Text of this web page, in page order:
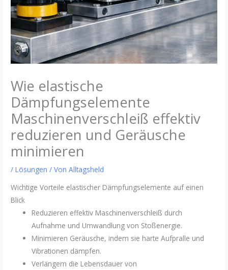
Wie elastische
Dämpfungselemente
Maschinenverschleiß effektiv
reduzieren und Geräusche
minimieren
/Lösungen / VonAlltagsheld
Wichtige Vorteile elastischer Dämpfungselemente auf einen
Blick
Reduzieren effektiv Maschinenverschleiß durch
Aufnahme und Umwandlung von Stoßenergie.
Minimieren Geräusche, indem sie harte Aufpralle und
Vibrationen dämpfen.
Verlängern die Lebensdauer von